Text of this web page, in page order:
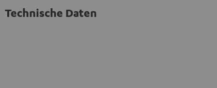
Technische Daten